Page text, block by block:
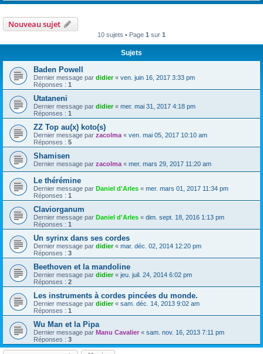
Nouveau sujet
10 sujets • Page 1 sur 1
Sujets
Baden Powell
Dernier message par didier« ven. juin 16, 2017 3:33 pm
Réponses : 1
Utataneni
Dernier message par didier« mer. mai 31, 2017 4:18 pm
Réponses : 1
ZZ Top au(x) koto(s)
Dernier message par zacolma « ven. mai 05, 2017 10:10 am
Réponses : 5
Shamisen
Dernier message par zacolma « mer. mars 29, 2017 11:20 am
Le thérémine
Dernier message par Daniel d'Arles « mer. mars 01, 2017 11:34 pm
Réponses : 1
Claviorganum
Dernier message par Daniel d'Arles « dim. sept. 18, 2016 1:13 pm
Réponses : 1
Un syrinx dans ses cordes
Dernier message par didier« mar. déc. 02, 2014 12:20 pm
Réponses : 3
Beethoven et la mandoline
Dernier message par didier« jeu. juil. 24, 2014 6:02 pm
Réponses : 2
Les instruments à cordes pincées du monde.
Dernier message par didier« sam. déc. 14, 2013 9:02 am
Réponses : 1
Wu Man et la Pipa
Dernier message par Manu Cavalier « sam. nov. 16, 2013 7:11 pm
Réponses : 3